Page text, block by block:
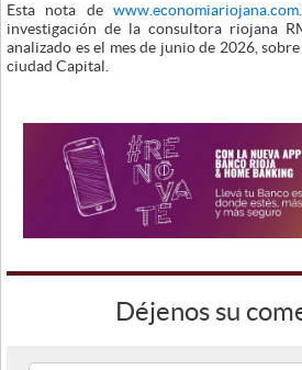
Esta nota de
investigación de la consultora riojana
analizado es el mes de junio de 2026,
ciudad Capital.
Déjenos su